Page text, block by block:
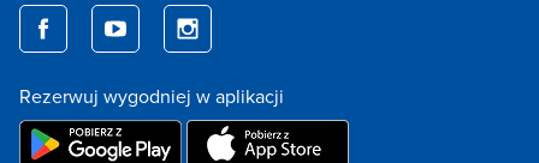
Rezerwuj wygodniej w aplikacji